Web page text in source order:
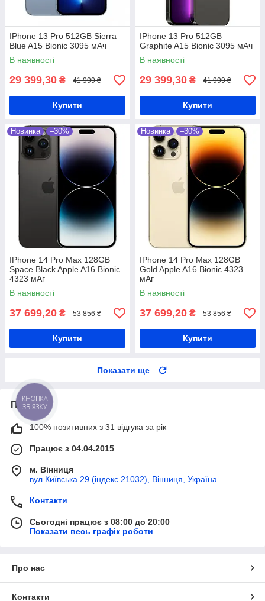
IPhone 13 Pro 512GB Sierra
Blue A15 Bionic 3095 мАч
В наявності
29 399,30 ₴ 41 999 ₴
Купити
IPhone 13 Pro 512GB
Graphite A15 Bionic 3095 мАч
В наявності
29 399,30 ₴ 41 999 ₴
Купити
Новинка –30%
IPhone 14 Pro Max 128GB
Space Black Apple A16 Bionic
4323 мАг
В наявності
37 699,20 ₴ 53 856 ₴
Купити
Новинка –30%
IPhone 14 Pro Max 128GB
Gold Apple A16 Bionic 4323
мАг
В наявності
37 699,20 ₴ 53 856 ₴
Купити
Показати ще
Про нас
100% позитивних з 31 відгука за рік
Працює з 04.04.2015
м. Вінниця
вул Київська 29 (індекс 21032), Вінниця, Україна
Контакти
Сьогодні працює з 08:00 до 20:00
Показати весь графік роботи
Про нас
Контакти
КНОПКА
ЗВ'ЯЗКУ